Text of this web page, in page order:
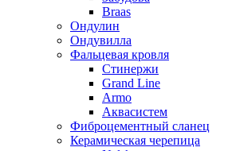
Braas
Ондулин
Ондувилла
Фальцевая кровля
Стинержи
Grand Line
Armo
Аквасистем
Фиброцементный сланец
Керамическая черепица